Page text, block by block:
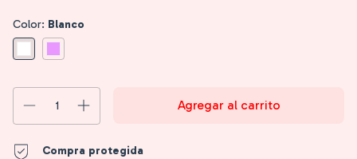
Color: Blanco
Compra protegida